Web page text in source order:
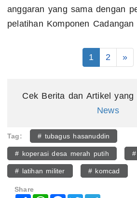
anggaran yang sama dengan
pelatihan Komponen Cadangan
1 2 »
Cek Berita dan Artikel yang
News
Tag: # tubagus hasanuddin
# koperasi desa merah putih
# latihan militer # komcad
Share